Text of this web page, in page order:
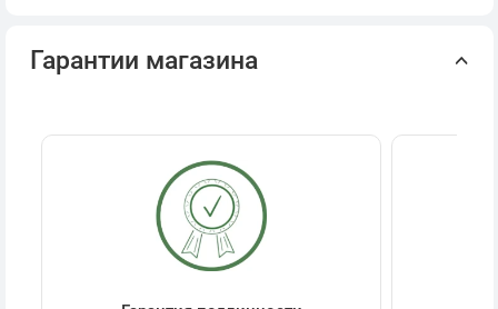
Гарантии магазина